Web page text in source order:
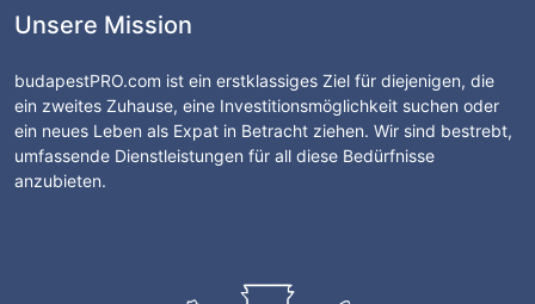
Unsere Mission
budapestPRO.com ist ein erstklassiges Ziel für diejenigen, die
ein zweites Zuhause, eine Investitionsmöglichkeit suchen oder
ein neues Leben als Expat in Betracht ziehen. Wir sind bestrebt,
umfassende Dienstleistungen für all diese Bedürfnisse
anzubieten.